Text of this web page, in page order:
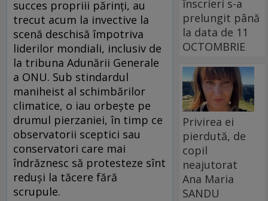
succes propriii părinți, au
trecut acum la invective la
scenă deschisă împotriva
liderilor mondiali, inclusiv de
la tribuna Adunării Generale
a ONU. Sub stindardul
maniheist al schimbărilor
climatice, o iau orbește pe
drumul pierzaniei, în timp ce
observatorii sceptici sau
conservatori care mai
îndrăznesc să protesteze sînt
reduși la tăcere fără
scrupule.
înscrieri s-a
prelungit până
la data de 11
OCTOMBRIE
Privirea ei
pierdută, de
copil
neajutorat
Ana Maria
SANDU